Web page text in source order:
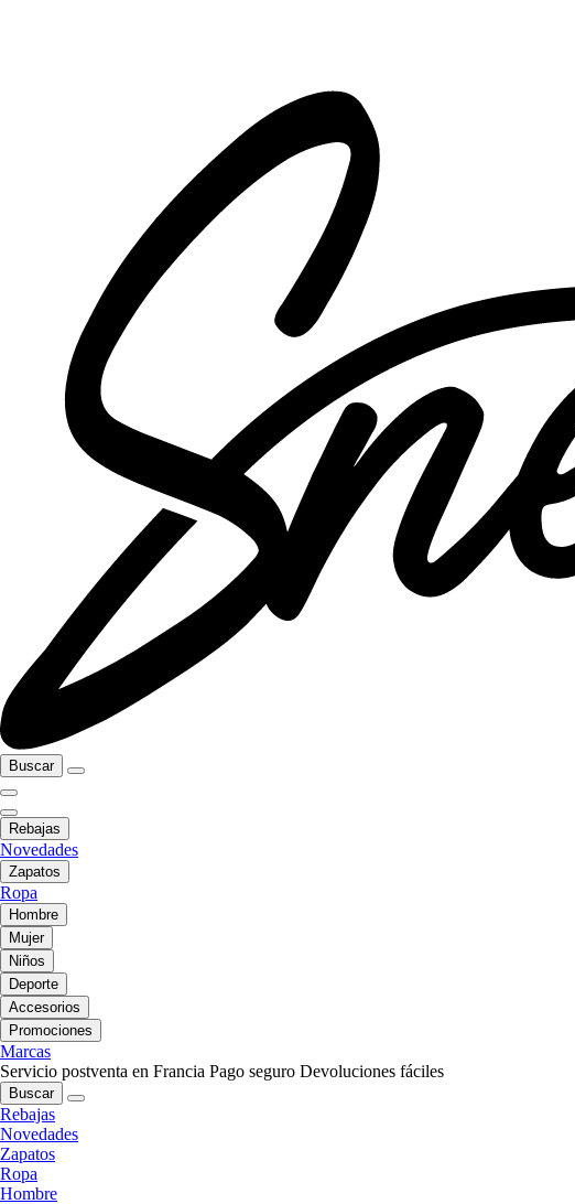
Buscar
Rebajas
Novedades
Zapatos
Ropa
Hombre
Mujer
Niños
Deporte
Accesorios
Promociones
Marcas
Servicio postventa en Francia Pago seguro Devoluciones fáciles
Buscar
Rebajas
Novedades
Zapatos
Ropa
Hombre